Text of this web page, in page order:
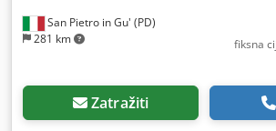
San Pietro in Gu' (PD)
281 km
fiksna
Zatražiti